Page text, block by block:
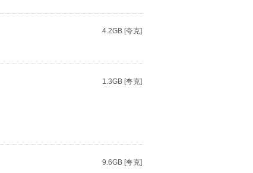
4.2GB [夸克]
1.3GB [夸克]
9.6GB [夸克]